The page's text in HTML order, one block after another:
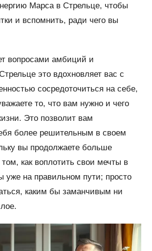
Марса в Стрельце, чтобы
и вспомнить, ради чего вы
вопросами амбиций и
это вдохновляет вас с
сосредоточиться на себе,
то, что вам нужно и чего
Это позволит вам
более решительным в своем
вы продолжаете больше
как воплотить свои мечты в
уже на правильном пути; просто
каким бы заманчивым ни